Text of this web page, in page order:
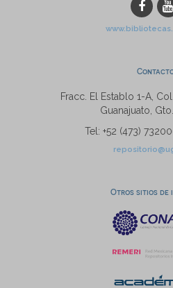
Fracc. El Establo 1-A,
Guanajuato,
Tel: +52 (473)
Otros sitios de